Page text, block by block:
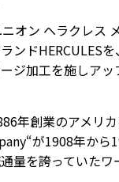
オン ヘラクレス
ンドHERCULES
ジ加工を施しア
年創業のアメリ
が1908年から
量を誇っていたワ